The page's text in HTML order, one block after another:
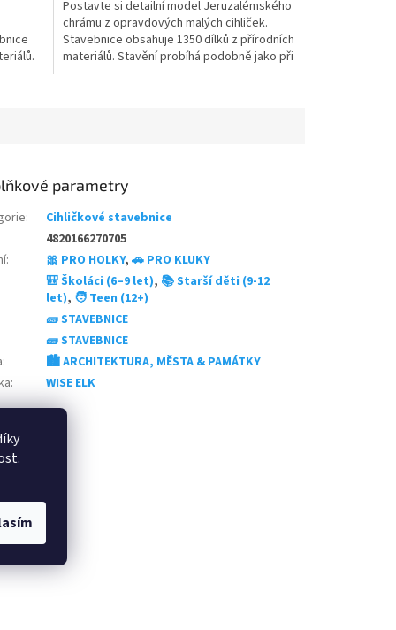
z
5
hvězdiček.
Postavte si detailní model Jeruzalémského
chrámu z opravdových malých cihliček.
Stavebnice obsahuje 1350 dílků z přírodních
materiálů. Stavění probíhá podobně jako při
parametry
:
Cihličkové stavebnice
4820166270705
: 🎀 PRO HOLKY,🚗 PRO KLUKY
🎒 Školáci (6–9 let), 📚 Starší děti (9-12
let), 🧑 Teen (12+)
🧱 STAVEBNICE
🧱 STAVEBNICE
:
🏙️ ARCHITEKTURA, MĚSTA & PAMÁTKY
: WISE ELK